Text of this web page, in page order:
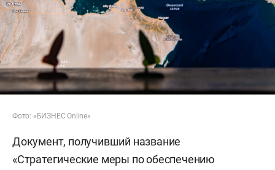
Фото: «БИЗНЕС Online»
Документ, получивший название
«Стратегические меры по обеспечению